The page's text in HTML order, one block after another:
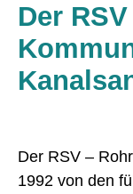
Der
Der RSV –
1992 von den